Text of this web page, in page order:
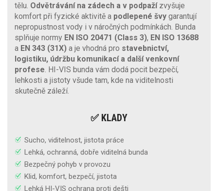
tělu. Odvětrávání na zádech a v podpažízvyšuje
komfort při fyzické aktivitě a podlepené švy garantují
nepropustnost vody i v náročných podmínkách. Bunda
splňuje normy EN ISO 20471 (Class 3), EN ISO 13688
a EN 343 (31X) a je vhodná pro stavebnictví,
logistiku, údržbu komunikací a další venkovní
profese . HI-VIS bunda vám dodá pocit bezpečí,
lehkosti a jistoty všude tam, kde na viditelnosti
skutečně záleží.
✅ KLADY
Sucho, viditelnost, jistota práce
Lehká, ochranná, dobře viditelná bunda
Bezpečný pohyb v provozu
Klid, komfort, bezpečí, jistota
Lehká HI-VIS ochrana proti dešti